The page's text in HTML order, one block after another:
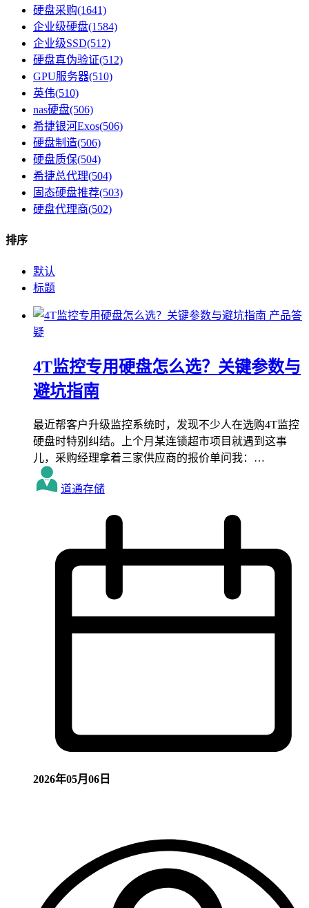
硬盘采购(1641)
企业级硬盘(1584)
企业级SSD(512)
硬盘真伪验证(512)
GPU服务器(510)
英伟(510)
nas硬盘(506)
希捷银河Exos(506)
硬盘制造(506)
硬盘质保(504)
希捷总代理(504)
固态硬盘推荐(503)
硬盘代理商(502)
排序
默认
标题
产品答
疑
4T监控专用硬盘怎么选？关键参数与
避坑指南
最近帮客户升级监控系统时，发现不少人在选购4T监控
硬盘时特别纠结。上个月某连锁超市项目就遇到这事
儿，采购经理拿着三家供应商的报价单问我：…
道通存储
2026年05月06日